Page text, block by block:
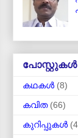
പോസ്റ്റുകള്‍
കഥകള്‍ (8)
കവിത (66)
കുറിപ്പുകള്‍